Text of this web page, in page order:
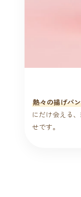
熱々の揚げパ
にだけ会える
せです。